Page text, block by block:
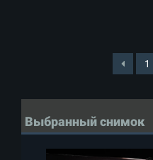
1
Выбранный снимок